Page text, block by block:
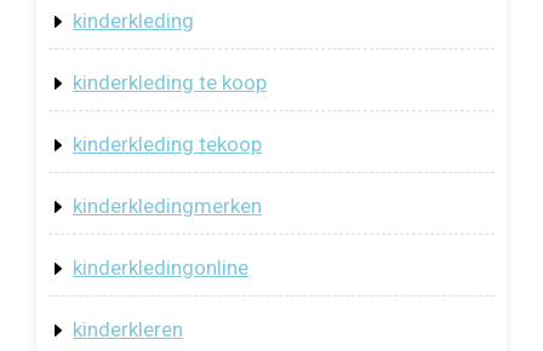
kinderkleding
kinderkleding te koop
kinderkleding tekoop
kinderkledingmerken
kinderkledingonline
kinderkleren